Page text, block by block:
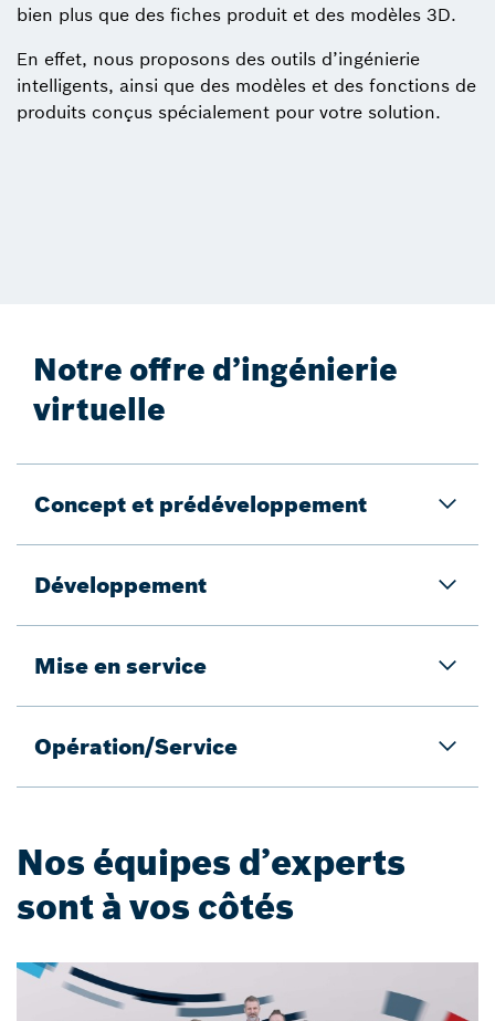
bien plus que des fiches produit et des modèles 3D.
En effet, nous proposons des outils d’ingénierie
intelligents, ainsi que des modèles et des fonctions de
produits conçus spécialement pour votre solution.
Notre offre d’ingénierie
virtuelle
Concept et prédéveloppement
Développement
Mise en service
Opération/Service
Nos équipes d’experts
sont à vos côtés